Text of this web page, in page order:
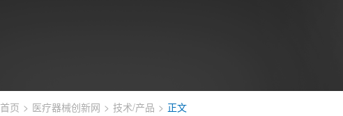
首页 医疗器械创新网 技术/产品 正文